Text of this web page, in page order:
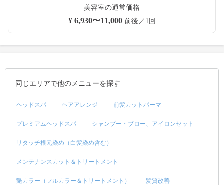
美容室の通常価格
¥ 6,930〜11,000前後／1回
同じエリアで他のメニューを探す
ヘッドスパ ヘアアレンジ 前髪カットパーマ
プレミアムヘッドスパ シャンプー・ブロー、アイロンセット
リタッチ根元染め（白髪染め含む）
メンテナンスカット＆トリートメント
艶カラー（フルカラー＆トリートメント） 髪質改善